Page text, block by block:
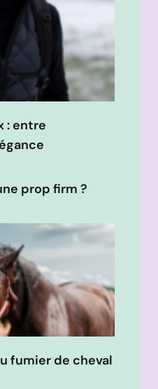
: entre
prop firm ?
fumier de cheval